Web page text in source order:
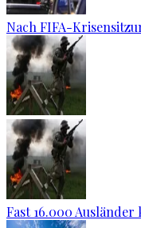
Nach FIFA-
Fast 16.000